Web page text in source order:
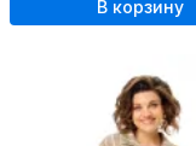
В корзину